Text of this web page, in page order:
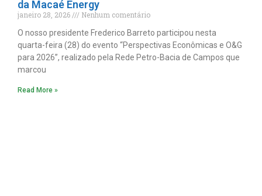
da Macaé Energy
janeiro 28, 2026
Nenhum comentário
O nosso presidente Frederico Barreto participou nesta
quarta-feira (28) do evento “Perspectivas Econômicas e O&G
para 2026”, realizado pela Rede Petro-Bacia de Campos que
marcou
Read More »